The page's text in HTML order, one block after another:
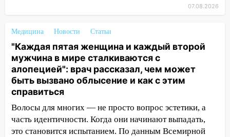
отличные шансы исправить старые
ошибки
06.08.2026
23:20 Прогноз погоды на 7 августа в
Ульяновской области
20:04 Ульяновцев приглашают на забег,
посвящённый Дню воздушного флота
России
07.08.2026
Медицина Новости Статьи
"Каждая пятая женщина и каждый второй
мужчина в мире сталкиваются с
алопецией": врач рассказал, чем может
быть вызвано облысение и как с этим
справиться
Волосы для многих — не просто вопрос эстетики, а
часть идентичности. Когда они начинают выпадать,
это становится испытанием. По данным Всемирной